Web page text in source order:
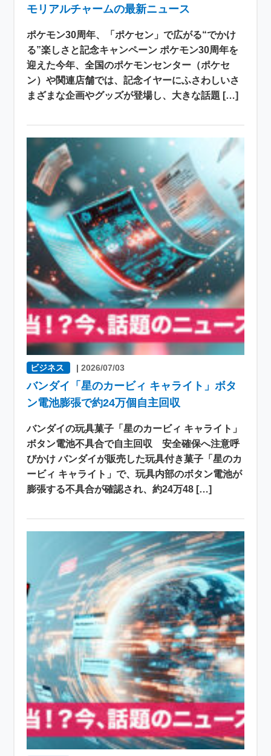
モリアルチャームの最新ニュース
ポケモン30周年、「ポケセン」で広がる“でかけ
る”楽しさと記念キャンペーン ポケモン30周年を
迎えた今年、全国のポケモンセンター（ポケセ
ン）や関連店舗では、記念イヤーにふさわしいさ
まざまな企画やグッズが登場し、大きな話題 […]
ビジネス |2026/07/03
バンダイ「星のカービィ キャライト」ボタ
ン電池膨張で約24万個自主回収
バンダイの玩具菓子「星のカービィ キャライト」
ボタン電池不具合で自主回収 安全確保へ注意呼
びかけ バンダイが販売した玩具付き菓子「星のカ
ービィ キャライト」で、玩具内部のボタン電池が
膨張する不具合が確認され、約24万48 […]